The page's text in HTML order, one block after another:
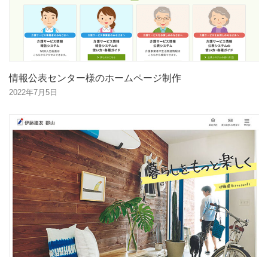
情報公表センター様のホームページ制作
2022年7月5日